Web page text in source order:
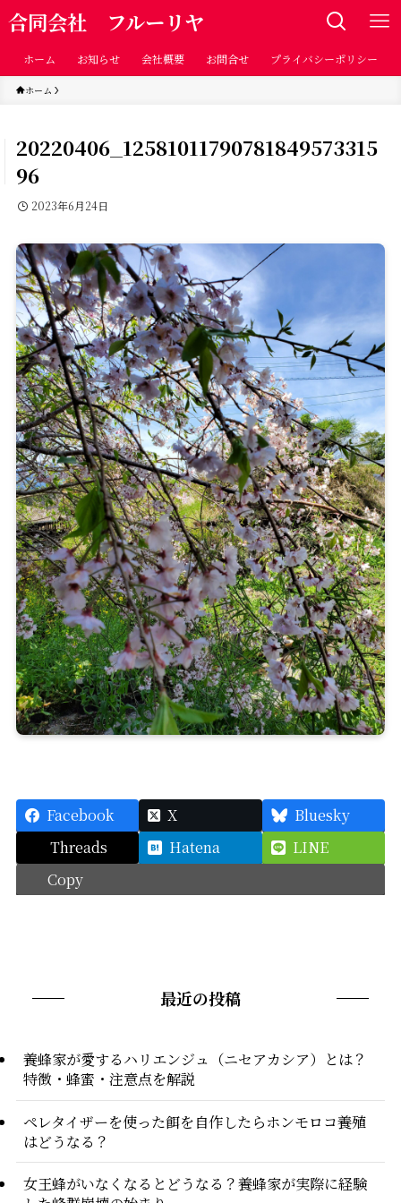
合同会社 フルーリヤ
ホーム お知らせ 会社概要 お問合せ プライバシーポリシー
ホーム
20220406_12581011790781849573315
96
2023年6月24日
Facebook X
Bluesky
Threads
Hatena
LINE
Copy
最近の投稿
養蜂家が愛するハリエンジュ（ニセアカシア）とは？
特徴・蜂蜜・注意点を解説
ペレタイザーを使った餌を自作したらホンモロコ養殖
はどうなる？
女王蜂がいなくなるとどうなる？養蜂家が実際に経験